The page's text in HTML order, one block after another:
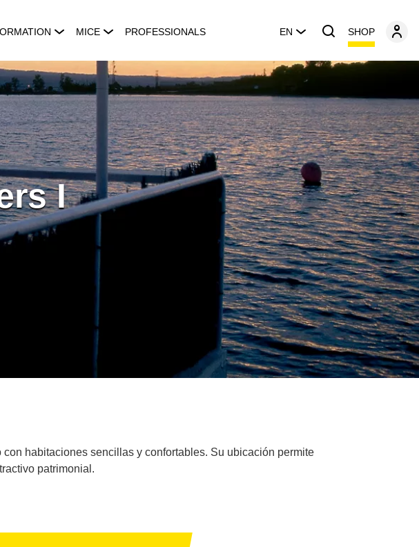
MICE PROFESSIONALS EN SHOP
I
habitaciones sencillas y confortables. Su ubicación permite
patrimonial.